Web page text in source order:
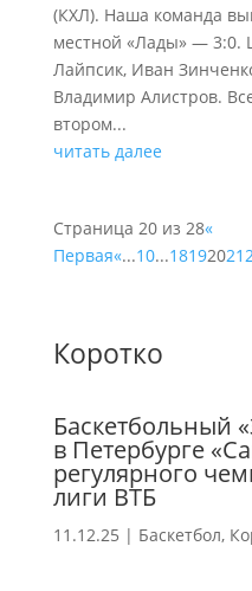
(КХЛ). Наша команда
местной «Лады» — 3:0.
Лайпсик, Иван
Владимир Алистров.
втором...
читать далее
Страница 20 из 28«
Первая«...10...18192021
Коротко
Баскетбольный
в Петербурге
регулярного
лиги ВТБ
11.12.25 | Баскетбол,